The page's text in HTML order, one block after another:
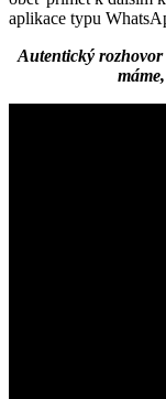
aplikace typu
Autentický rozhovor